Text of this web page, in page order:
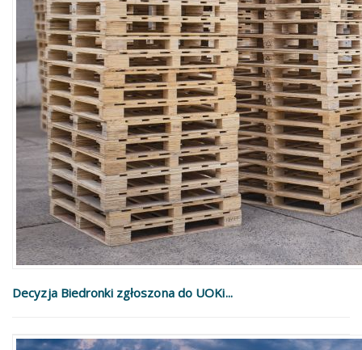
Decyzja Biedronki zgłoszona do UOKi...